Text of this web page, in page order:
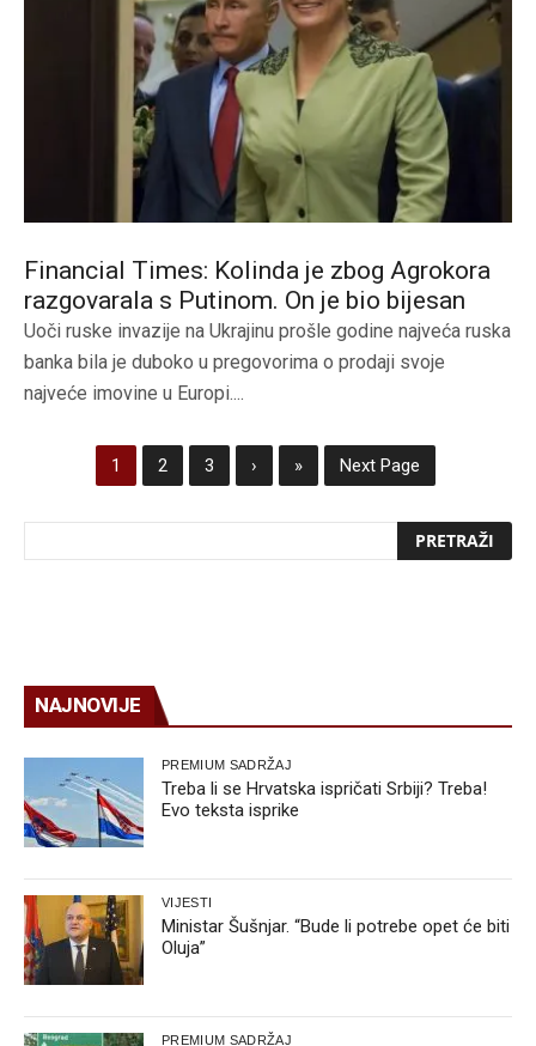
Financial Times: Kolinda je zbog Agrokora
razgovarala s Putinom. On je bio bijesan
Uoči ruske invazije na Ukrajinu prošle godine najveća ruska
banka bila je duboko u pregovorima o prodaji svoje
najveće imovine u Europi....
1 2 3 › » Next Page
NAJNOVIJE
PREMIUM SADRŽAJ
Treba li se Hrvatska ispričati Srbiji? Treba!
Evo teksta isprike
VIJESTI
Ministar Šušnjar. “Bude li potrebe opet će biti
Oluja”
PREMIUM SADRŽAJ